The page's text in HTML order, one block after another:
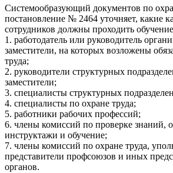
Системообразующий документов по
постановление № 2464 уточняет, какие
сотрудников должны проходить
1. работодатель или руководитель
заместители, на которых возложены
труда;
2. руководители структурных
заместители;
3. специалисты структурных
4. специалисты по охране труда;
5. работники рабочих профессий;
6. члены комиссий по проверке знаний,
инструктажи и обучение;
7. члены комиссий по охране труда,
представители профсоюзов и иных
органов.